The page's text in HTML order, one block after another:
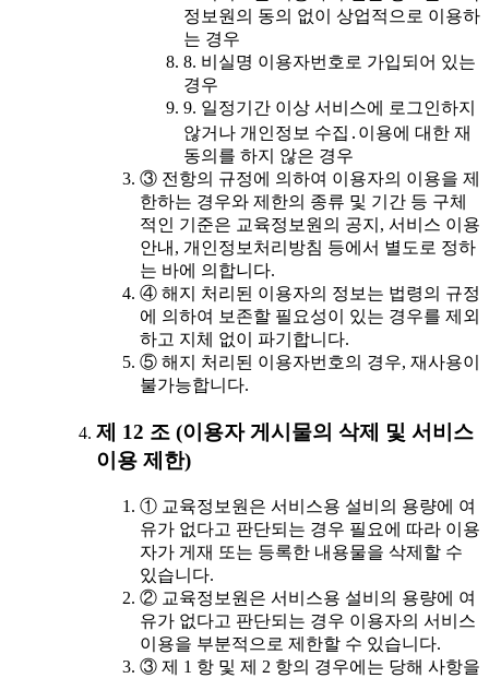
정보원의 동의 없이 상업적으로 이용하
는 경우
8. 비실명 이용자번호로 가입되어 있는
경우
9. 일정기간 이상 서비스에 로그인하지
않거나 개인정보 수집․이용에 대한 재
동의를 하지 않은 경우
③ 전항의 규정에 의하여 이용자의 이용을 제
한하는 경우와 제한의 종류 및 기간 등 구체
적인 기준은 교육정보원의 공지, 서비스 이용
안내, 개인정보처리방침 등에서 별도로 정하
는 바에 의합니다.
④ 해지 처리된 이용자의 정보는 법령의 규정
에 의하여 보존할 필요성이 있는 경우를 제외
하고 지체 없이 파기합니다.
⑤ 해지 처리된 이용자번호의 경우, 재사용이
불가능합니다.
제 12 조 (이용자 게시물의 삭제 및 서비스
이용 제한)
① 교육정보원은 서비스용 설비의 용량에 여
유가 없다고 판단되는 경우 필요에 따라 이용
자가 게재 또는 등록한 내용물을 삭제할 수
있습니다.
② 교육정보원은 서비스용 설비의 용량에 여
유가 없다고 판단되는 경우 이용자의 서비스
이용을 부분적으로 제한할 수 있습니다.
③ 제 1 항 및 제 2 항의 경우에는 당해 사항을